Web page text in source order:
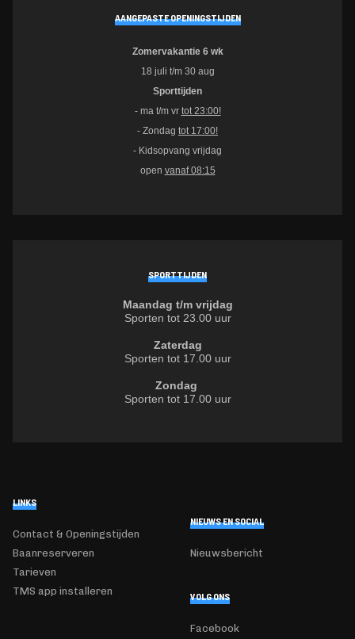
AANGEPASTE OPENINGSTIJDEN
Zomervakantie 6 wk
18 juli t/m 30 aug
Sporttijden
- ma t/m vr tot 23:00!
- Zondag tot 17:00!
- Kidsopvang vrijdag
open vanaf 08:15
SPORTTIJDEN
Maandag t/m vrijdag
Sporten tot 23.00 uur
Zaterdag
Sporten tot 17.00 uur
Zondag
Sporten tot 17.00 uur
LINKS
Contact & Openingstijden
Baanreserveren
Tarieven
TMS app installeren
NIEUWS EN SOCIAL
Nieuwsbericht
VOLG ONS
Facebook